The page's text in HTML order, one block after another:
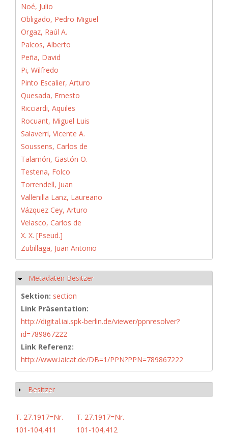
Noé, Julio
Obligado, Pedro Miguel
Orgaz, Raúl A.
Palcos, Alberto
Peña, David
Pi, Wilfredo
Pinto Escalier, Arturo
Quesada, Ernesto
Ricciardi, Aquiles
Rocuant, Miguel Luis
Salaverri, Vicente A.
Soussens, Carlos de
Talamón, Gastón O.
Testena, Folco
Torrendell, Juan
Vallenilla Lanz, Laureano
Vázquez Cey, Arturo
Velasco, Carlos de
X. X. [Pseud.]
Zubillaga, Juan Antonio
Hide
Metadaten Besitzer
Sektion: section
Link Präsentation:
http://digital.iai.spk-berlin.de/viewer/ppnresolver?
id=789867222
Link Referenz:
http://www.iaicat.de/DB=1/PPN?PPN=789867222
Show
Besitzer
T. 27.1917=Nr.
101-104,411
T. 27.1917=Nr.
101-104,412